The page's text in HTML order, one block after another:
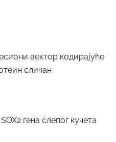
вектор кодирајуће
сличан
гена слепог кучета